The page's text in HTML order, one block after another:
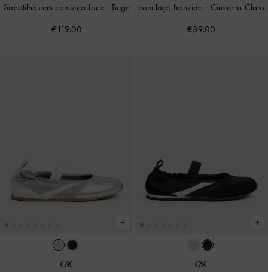
Sapatilhas em camurça Jace - Bege
€119.00
com laço franzido - Cinzento-Claro
€89.00